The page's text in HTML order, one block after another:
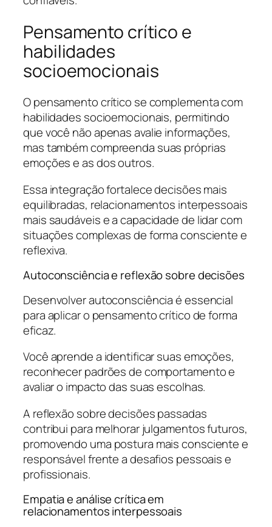
Pensamento crítico e
habilidades
socioemocionais
O pensamento crítico se complementa com
habilidades socioemocionais, permitindo
que você não apenas avalie informações,
mas também compreenda suas próprias
emoções e as dos outros.
Essa integração fortalece decisões mais
equilibradas, relacionamentos interpessoais
mais saudáveis e a capacidade de lidar com
situações complexas de forma consciente e
reflexiva.
Autoconsciência e reflexão sobre decisões
Desenvolver autoconsciência é essencial
para aplicar o pensamento crítico de forma
eficaz.
Você aprende a identificar suas emoções,
reconhecer padrões de comportamento e
avaliar o impacto das suas escolhas.
A reflexão sobre decisões passadas
contribui para melhorar julgamentos futuros,
promovendo uma postura mais consciente e
responsável frente a desafios pessoais e
profissionais.
Empatia e análise crítica em
relacionamentos interpessoais